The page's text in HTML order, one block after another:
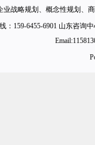
业战略规划、概念性规划、
：159-6455-6901 山东咨询